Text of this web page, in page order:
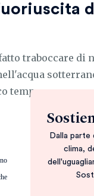
traboccare di
tempo.
Dalla parte
clima,